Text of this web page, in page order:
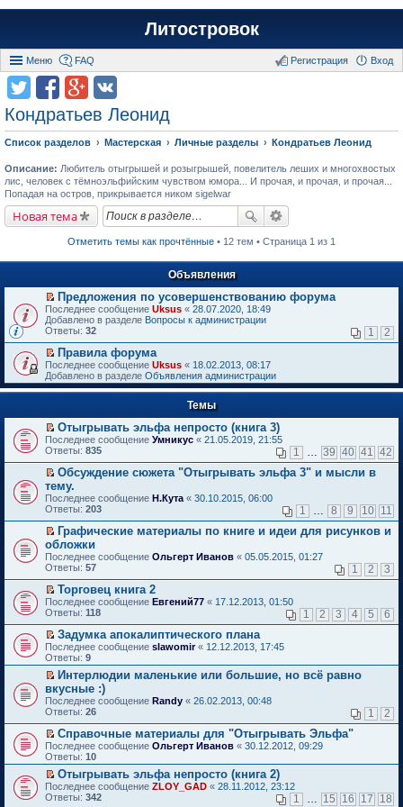
Литостровок
Меню FAQ Вход
Регистрация
Кондратьев Леонид
Список разделов Мастерская Личные разделы Кондратьев Леонид
Описание: Любитель отыгрышей и розыгрышей, повелитель леших и многохвостых
лис, человек с тёмноэльфийским чувством юмора... И прочая, и прочая, и прочая...
Попадая на остров, прикрывается ником sigelwar
Новая тема
Отметить темы как прочтённые • 12 тем • Страница 1 из 1
Объявления
П
е
р
й
т
и
к
п
в
о
м
у
н
е
п
р
о
ч
и
т
а
н
о
м
у
с
о
о
б
щ
е
н
и
ю
Предложения по усовершенствованию форума
Последнее сообщение Uksus « 28.07.2020, 18:49
Добавлено в разделе Вопросы к администрации
Ответы: 32 1 2
П
е
р
е
т
и
к
п
р
о
м
у
н
е
п
р
о
ч
и
т
а
н
о
м
у
с
о
о
б
щ
е
н
и
ю
Правила форума
Последнее сообщение Uksus « 18.02.2013, 08:17
Добавлено в разделе Объявления администрации
Темы
П
е
е
й
т
и
к
п
е
р
в
о
м
у
н
е
р
о
ч
и
а
н
н
о
м
у
с
о
о
б
щ
е
Отыгрывать эльфа непросто (книга 3)
Последнее сообщение Умникус « 21.05.2019, 21:55
Ответы: 835 1 39 40 41 42
П
е
р
е
й
т
и
к
п
е
р
в
о
м
у
н
е
п
р
о
ч
и
а
н
н
о
м
у
с
Обсуждение сюжета "Отыгрывать эльфа 3" и мысли в
тему.
Последнее сообщение Н.Кута « 30.10.2015, 06:00
Ответы: 203 1 8 9 10 11
П
е
р
е
й
и
к
п
е
р
в
о
м
у
н
е
п
р
о
ч
и
т
а
н
Графические материалы по книге и идеи для рисунков и
обложки
Последнее сообщение Ольгерт Иванов « 05.05.2015, 01:27
Ответы: 57 1 2 3
П
е
е
й
т
и
п
е
р
в
о
м
у
н
е
п
р
о
Торговец книга 2
Последнее сообщение Евгений77 « 17.12.2013, 01:50
Ответы: 118 1 2 3 4 5 6
П
е
р
е
й
т
и
п
е
р
в
о
м
у
Задумка апокалиптического плана
Последнее сообщение slawomir« 12.12.2013, 17:45
Ответы: 9
П
е
р
е
й
т
и
к
п
е
р
в
Интерлюдии маленькие или большие, но всё равно
вкусные :)
Последнее сообщение Randy « 26.02.2013, 00:48
Ответы: 26 1 2
П
е
р
е
й
т
Справочные материалы для "Отыгрывать Эльфа"
Последнее сообщение Ольгерт Иванов « 30.12.2012, 09:29
Ответы: 10
П
е
Отыгрывать эльфа непросто (книга 2)
Последнее сообщение ZLOY_GAD « 28.11.2012, 23:12
Ответы: 342 1 15 16 17 18